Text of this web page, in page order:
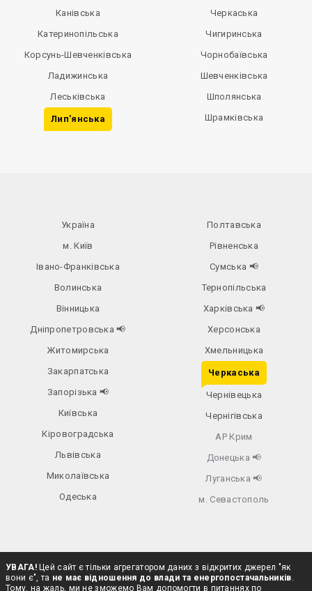
Канівська
Катеринопільська
Корсунь-Шевченківська
Ладижинська
Леськівська
Лип’янська
Черкаська
Чигиринська
Чорнобаївська
Шевченківська
Шполянська
Шрамківська
Україна
м. Київ
Івано-Франківська
Волинська
Вінницька
Дніпропетровська📢
Житомирська
Закарпатська
Запорізька 📢
Київська
Кіровоградська
Львівська
Миколаївська
Одеська
Полтавська
Рівненська
Сумська 📢
Тернопільська
Харківська 📢
Херсонська
Хмельницька
Черкаська
Чернівецька
Чернігівська
АР Крим
Донецька 📢
Луганська 📢
м. Севастополь
УВАГА!Цей сайт є тільки агрегатором даних з відкритих джерел "як
вони є", та не має відношення до влади та енергопостачальників.
Тому, на жаль, ми не зможемо Вам допомогти в питаннях по